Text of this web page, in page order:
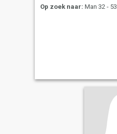
Op zoek naar: Man 32 - 53